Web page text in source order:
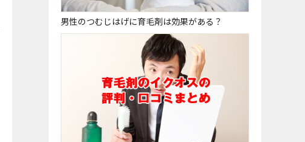
男性のつむじはげに育毛剤は効果がある？